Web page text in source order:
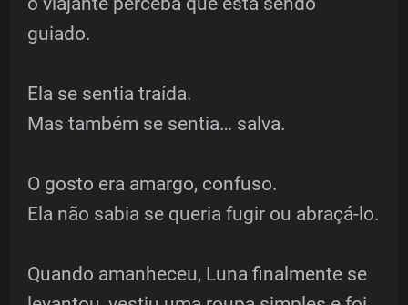
guiado.
Ela se sentia traída.
Mas também se sentia… salva.
O gosto era amargo, confuso.
Ela não sabia se queria fugir ou abraçá-lo.
Quando amanheceu, Luna finalmente se